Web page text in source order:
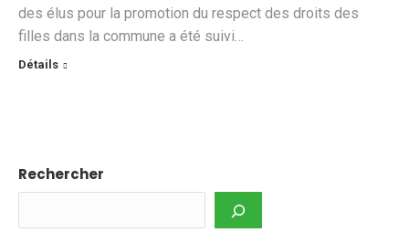
des élus pour la promotion du respect des droits des
filles dans la commune a été suivi…
Détails
Rechercher